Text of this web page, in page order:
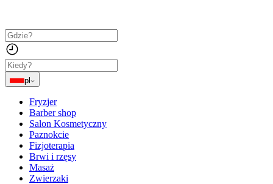
pl
Fryzjer
Barber shop
Salon Kosmetyczny
Paznokcie
Fizjoterapia
Brwi i rzęsy
Masaż
Zwierzaki